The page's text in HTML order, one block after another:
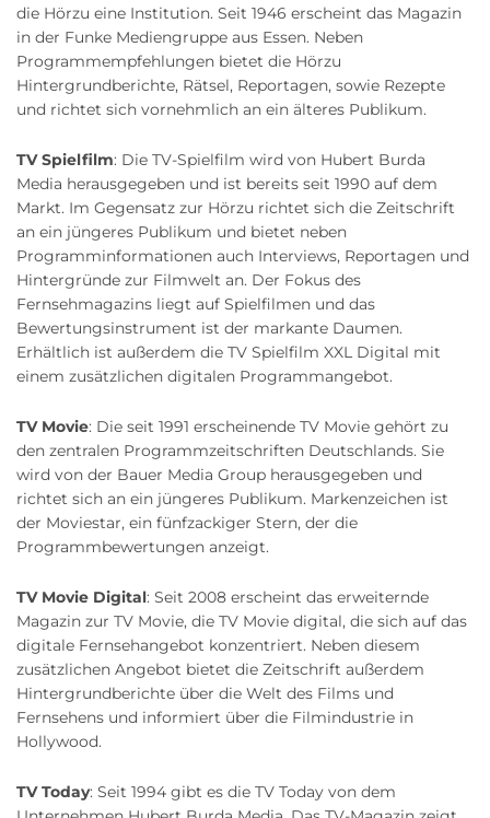
die Hörzu eine Institution. Seit 1946 erscheint das Magazin
in der Funke Mediengruppe aus Essen. Neben
Programmempfehlungen bietet die Hörzu
Hintergrundberichte, Rätsel, Reportagen, sowie Rezepte
und richtet sich vornehmlich an ein älteres Publikum.
TV Spielfilm: Die TV-Spielfilm wird von Hubert Burda
Media herausgegeben und ist bereits seit 1990 auf dem
Markt. Im Gegensatz zur Hörzu richtet sich die Zeitschrift
an ein jüngeres Publikum und bietet neben
Programminformationen auch Interviews, Reportagen und
Hintergründe zur Filmwelt an. Der Fokus des
Fernsehmagazins liegt auf Spielfilmen und das
Bewertungsinstrument ist der markante Daumen.
Erhältlich ist außerdem die TV Spielfilm XXL Digital mit
einem zusätzlichen digitalen Programmangebot.
TV Movie: Die seit 1991 erscheinende TV Movie gehört zu
den zentralen Programmzeitschriften Deutschlands. Sie
wird von der Bauer Media Group herausgegeben und
richtet sich an ein jüngeres Publikum. Markenzeichen ist
der Moviestar, ein fünfzackiger Stern, der die
Programmbewertungen anzeigt.
TV Movie Digital: Seit 2008 erscheint das erweiternde
Magazin zur TV Movie, die TV Movie digital, die sich auf das
digitale Fernsehangebot konzentriert. Neben diesem
zusätzlichen Angebot bietet die Zeitschrift außerdem
Hintergrundberichte über die Welt des Films und
Fernsehens und informiert über die Filmindustrie in
Hollywood.
TV Today: Seit 1994 gibt es die TV Today von dem